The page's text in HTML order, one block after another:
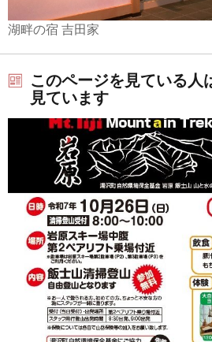
湖畔の宿 吉田家
このページを見ている人
見ています